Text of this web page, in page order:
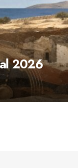
2026